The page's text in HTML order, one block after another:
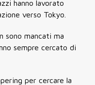
hanno lavorato
verso Tokyo.
sono mancati ma
sempre cercato di
per cercare la